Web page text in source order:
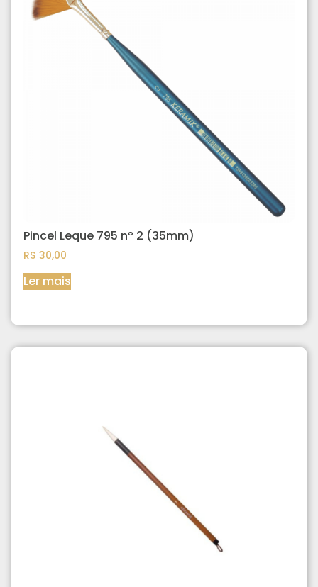
Pincel Leque 795 nº 2 (35mm)
R$ 30,00
Ler mais